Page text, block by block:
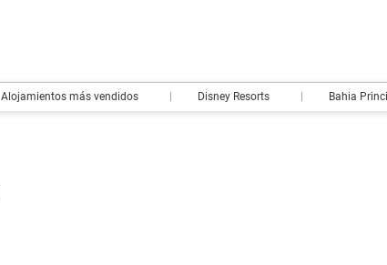
Alojamientos más vendidos Disney Resorts Bahia